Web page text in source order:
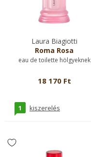
Laura Biagiotti
Roma Rosa
eau de toilette hölgyeknek
18 170 Ft
1 kiszerelés